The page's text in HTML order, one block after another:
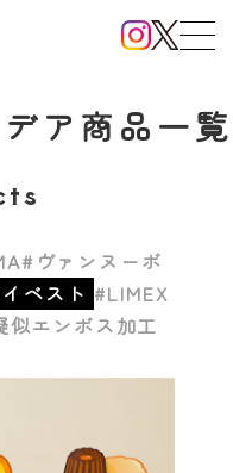
ア商品一覧
#ヴァンヌーボ
ベスト #LIMEX
似エンボス加工